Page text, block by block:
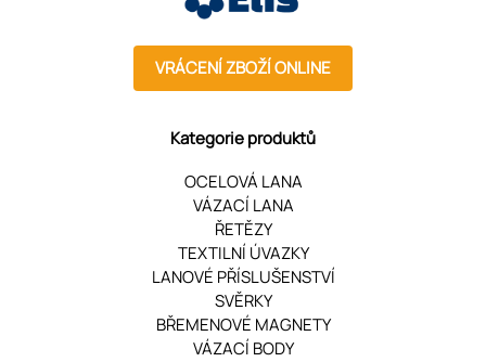
VRÁCENÍ ZBOŽÍ ONLINE
Kategorie produktů
OCELOVÁ LANA
VÁZACÍ LANA
ŘETĚZY
TEXTILNÍ ÚVAZKY
LANOVÉ PŘÍSLUŠENSTVÍ
SVĚRKY
BŘEMENOVÉ MAGNETY
VÁZACÍ BODY